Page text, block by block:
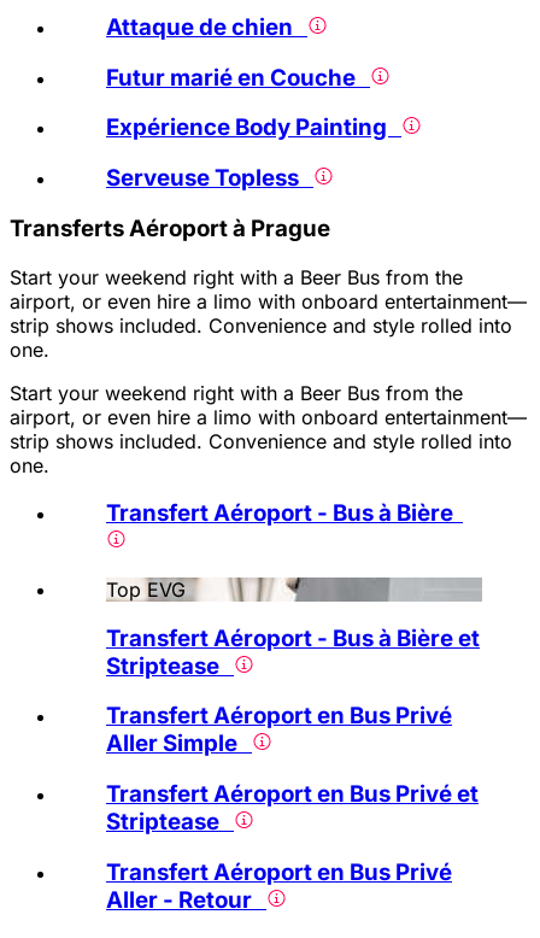
Attaque de chien
Futur marié en Couche
Expérience Body Painting
Serveuse Topless
Transferts Aéroport à Prague
Start your weekend right with a Beer Bus from the
airport, or even hire a limo with onboard entertainment—
strip shows included. Convenience and style rolled into
one.
Start your weekend right with a Beer Bus from the
airport, or even hire a limo with onboard entertainment—
strip shows included. Convenience and style rolled into
one.
Transfert Aéroport - Bus à Bière
Top EVG
Transfert Aéroport - Bus à Bière et
Striptease
Transfert Aéroport en Bus Privé
Aller Simple
Transfert Aéroport en Bus Privé et
Striptease
Transfert Aéroport en Bus Privé
Aller - Retour